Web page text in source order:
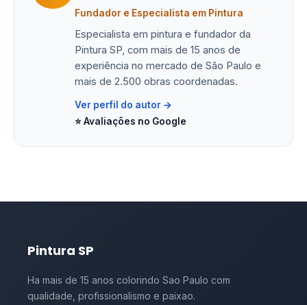
Fundador e Especialista em Pintura
Especialista em pintura e fundador da
Pintura SP, com mais de 15 anos de
experiência no mercado de São Paulo e
mais de 2.500 obras coordenadas.
Ver perfil do autor →
⭐ Avaliações no Google
Pintura SP
Ha mais de 15 anos colorindo Sao Paulo com
qualidade, profissionalismo e paixao.